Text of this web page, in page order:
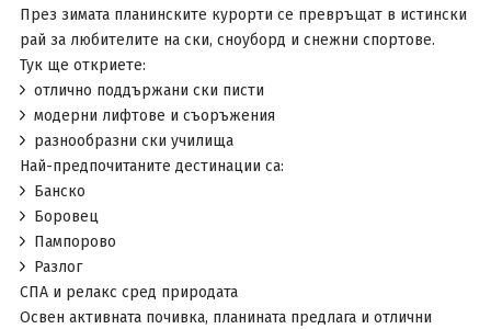
През зимата планинските курорти се превръщат в истински
рай за любителите на ски, сноуборд и снежни спортове.
Тук ще откриете:
отлично поддържани ски писти
модерни лифтове и съоръжения
разнообразни ски училища
Най-предпочитаните дестинации са:
Банско
Боровец
Пампорово
Разлог
СПА и релакс сред природата
Освен активната почивка, планината предлага и отлични